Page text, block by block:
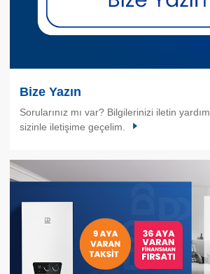
Bize Yazın
Sorularınız mı var? Bilgilerinizi iletin
sizinle iletişime geçelim.